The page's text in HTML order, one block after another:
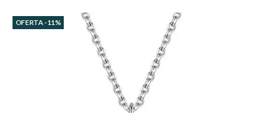
OFERTA -11%